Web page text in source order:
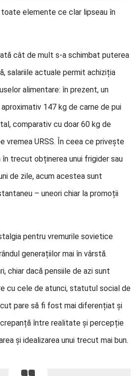
elemente ce clar lipseau în
cât de mult s-a schimbat puterea
salariile actuale permit achiziția
alimentare: în prezent, un
147 kg de carne de pui
comparativ cu doar 60 kg de
vremea URSS. În ceea ce privește
în trecut obținerea unui frigider sau
de zile, acum acestea sunt
– uneori chiar la promoții
pentru vremurile sovietice
generațiilor mai în vârstă.
chiar dacă pensiile de azi sunt
cu cele de atunci, statutul social de
pare să fi fost mai diferențiat și
între realitate și percepție
și idealizarea unui trecut mai bun.